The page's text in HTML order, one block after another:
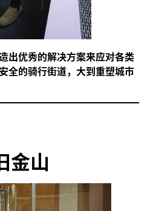
出优秀的解决方案来应对各类
全的骑行街道，大到重塑城市
金山